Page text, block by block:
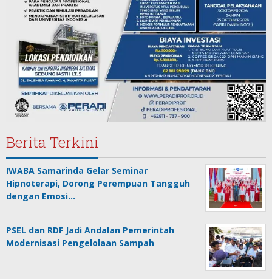
Berita Terkini
IWABA Samarinda Gelar Seminar
Hipnoterapi, Dorong Perempuan Tangguh
dengan Emosi…
PSEL dan RDF Jadi Andalan Pemerintah
Modernisasi Pengelolaan Sampah